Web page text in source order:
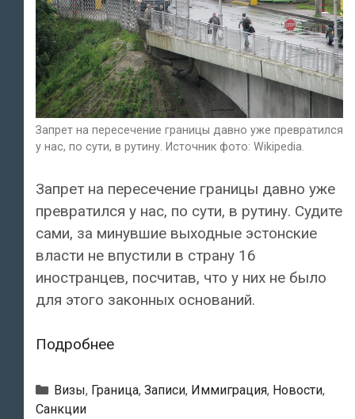
Запрет на пересечение границы давно уже превратился
у нас, по сути, в рутину. Источник фото: Wikipedia.
Запрет на пересечение границы давно уже
превратился у нас, по сути, в рутину. Судите
сами, за минувшие выходные эстонские
власти не впустили в страну 16
иностранцев, посчитав, что у них не было
для этого законных оснований.
ПодробнееНа
Эстонии
Рубрики
Визы, Граница, Записи, Иммиграция, Новости,
Санкции